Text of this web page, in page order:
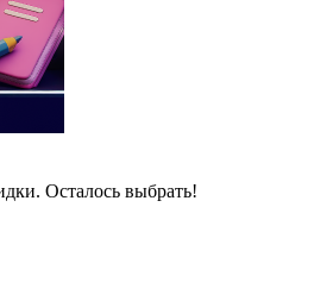
Осталось выбрать!